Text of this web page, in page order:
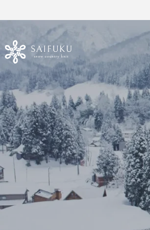
ン
ン
ツ
ス
キ
ッ
プ
SAIFUKU
-
snow
country
knit-